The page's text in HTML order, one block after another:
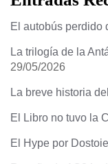
El autobús perdido
La trilogía de la
29/05/2026
La breve historia
El Libro no tuvo la
El Hype por